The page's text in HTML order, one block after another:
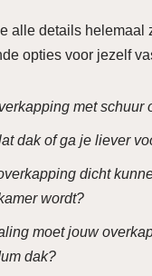
alle details helemaal
opties voor jezelf
met schuur
dak of ga je liever
dicht
wordt?
moet jouw
dak?